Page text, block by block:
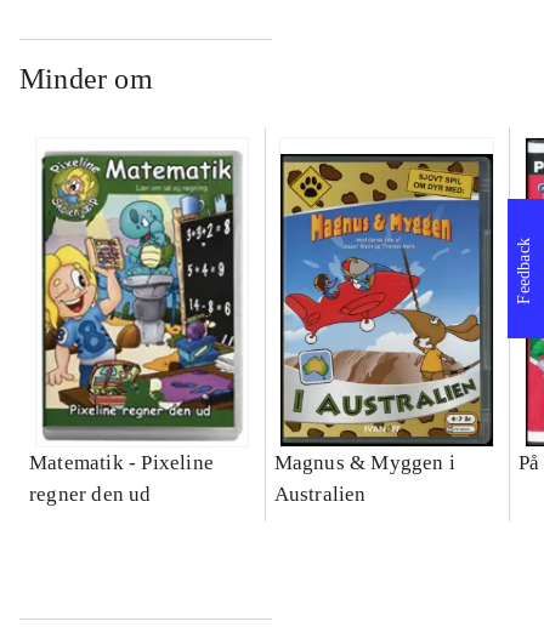
Minder om
Matematik - Pixeline
regner den ud
Magnus & Myggen i
Australien
Feedback